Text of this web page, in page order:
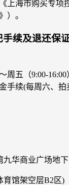
上海市购买专项
）。
续及退还保
周五（9:00-
手续(每周六、拍
九华商业广场地
育馆架空层B2区)